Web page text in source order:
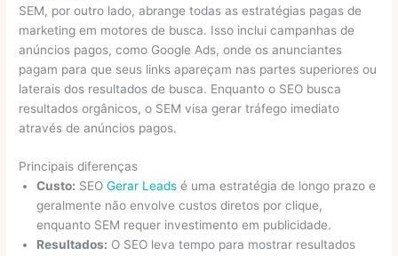
SEM, por outro lado, abrange todas as estratégias pagas de
marketing em motores de busca. Isso inclui campanhas de
anúncios pagos, como Google Ads, onde os anunciantes
pagam para que seus links apareçam nas partes superiores ou
laterais dos resultados de busca. Enquanto o SEO busca
resultados orgânicos, o SEM visa gerar tráfego imediato
através de anúncios pagos.
Principais diferenças
Custo: SEOGerar Leads é uma estratégia de longo prazo e
geralmente não envolve custos diretos por clique,
enquanto SEM requer investimento em publicidade.
Resultados: O SEO leva tempo para mostrar resultados